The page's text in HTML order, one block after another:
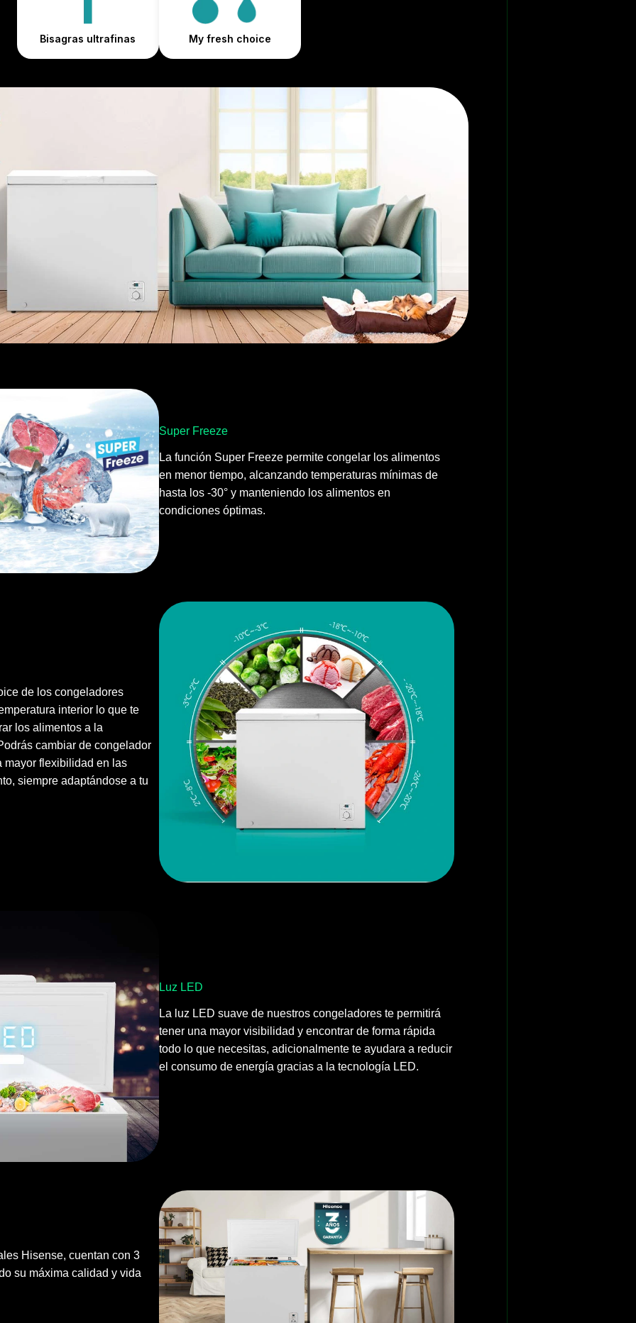
Bisagras ultrafinas My fresh choice
Super Freeze
La función Super Freeze permite congelar los alimentos
en menor tiempo, alcanzando temperaturas mínimas de
hasta los -30° y manteniendo los alimentos en
condiciones óptimas.
de los congeladores
interior lo que te
los alimentos a la
cambiar de congelador
mayor flexibilidad en las
siempre adaptándose a tu
Luz LED
La luz LED suave de nuestros congeladores te permitirá
tener una mayor visibilidad y encontrar de forma rápida
todo lo que necesitas, adicionalmente te ayudara a reducir
el consumo de energía gracias a la tecnología LED.
Hisense, cuentan con 3
su máxima calidad y vida